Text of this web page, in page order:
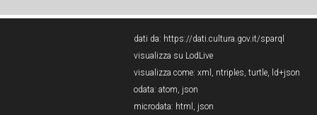
dati da: https://dati.cultura.gov.it/sparql
visualizza su LodLive
visualizza come: xml , ntriples, turtle, ld+json
odata: atom, json
microdata: html , json